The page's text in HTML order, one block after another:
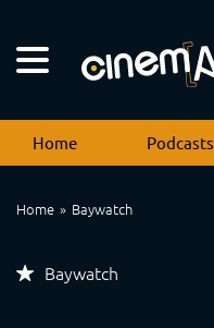
Home Podcasts
Home Baywatch
Baywatch